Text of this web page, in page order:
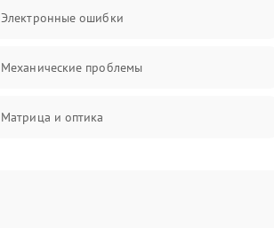
Электронные ошибки
Механические проблемы
Матрица и оптика